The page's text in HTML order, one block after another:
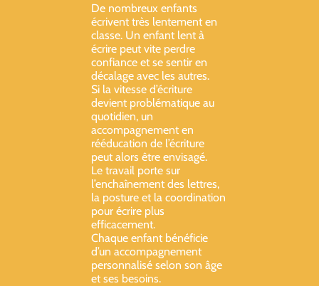
De nombreux enfants
écrivent très lentement en
classe. Un enfant lent à
écrire peut vite perdre
confiance et se sentir en
décalage avec les autres.
Si la vitesse d’écriture
devient problématique au
quotidien, un
accompagnement en
rééducation de l’écriture
peut alors être envisagé.
Le travail porte sur
l’enchaînement des lettres,
la posture et la coordination
pour écrire plus
efficacement.
Chaque enfant bénéficie
d’un accompagnement
personnalisé selon son âge
et ses besoins.